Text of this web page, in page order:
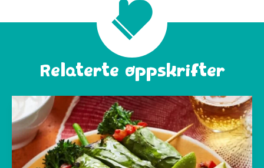
Relaterte oppskrifter